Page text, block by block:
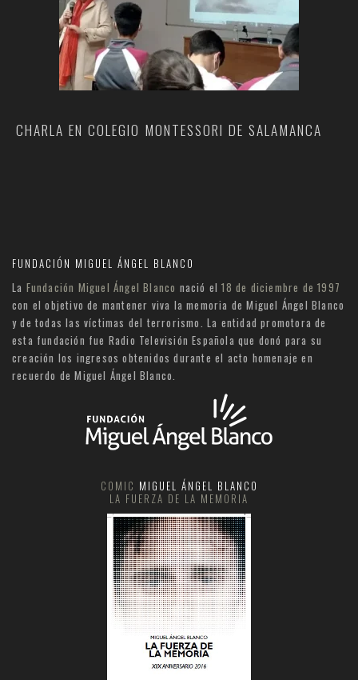
CHARLA EN COLEGIO MONTESSORI DE SALAMANCA
FUNDACIÓN MIGUEL ÁNGEL BLANCO
La Fundación Miguel Ángel Blanco nació el18 de diciembre de 1997
con el objetivo de mantener viva la memoria de Miguel Ángel Blanco
y de todas las víctimas del terrorismo. La entidad promotora de
esta fundación fue Radio Televisión Española que donó para su
creación los ingresos obtenidos durante el acto homenaje en
recuerdo de Miguel Ángel Blanco.
COMIC MIGUEL ÁNGEL BLANCO
LA FUERZA DE LA MEMORIA